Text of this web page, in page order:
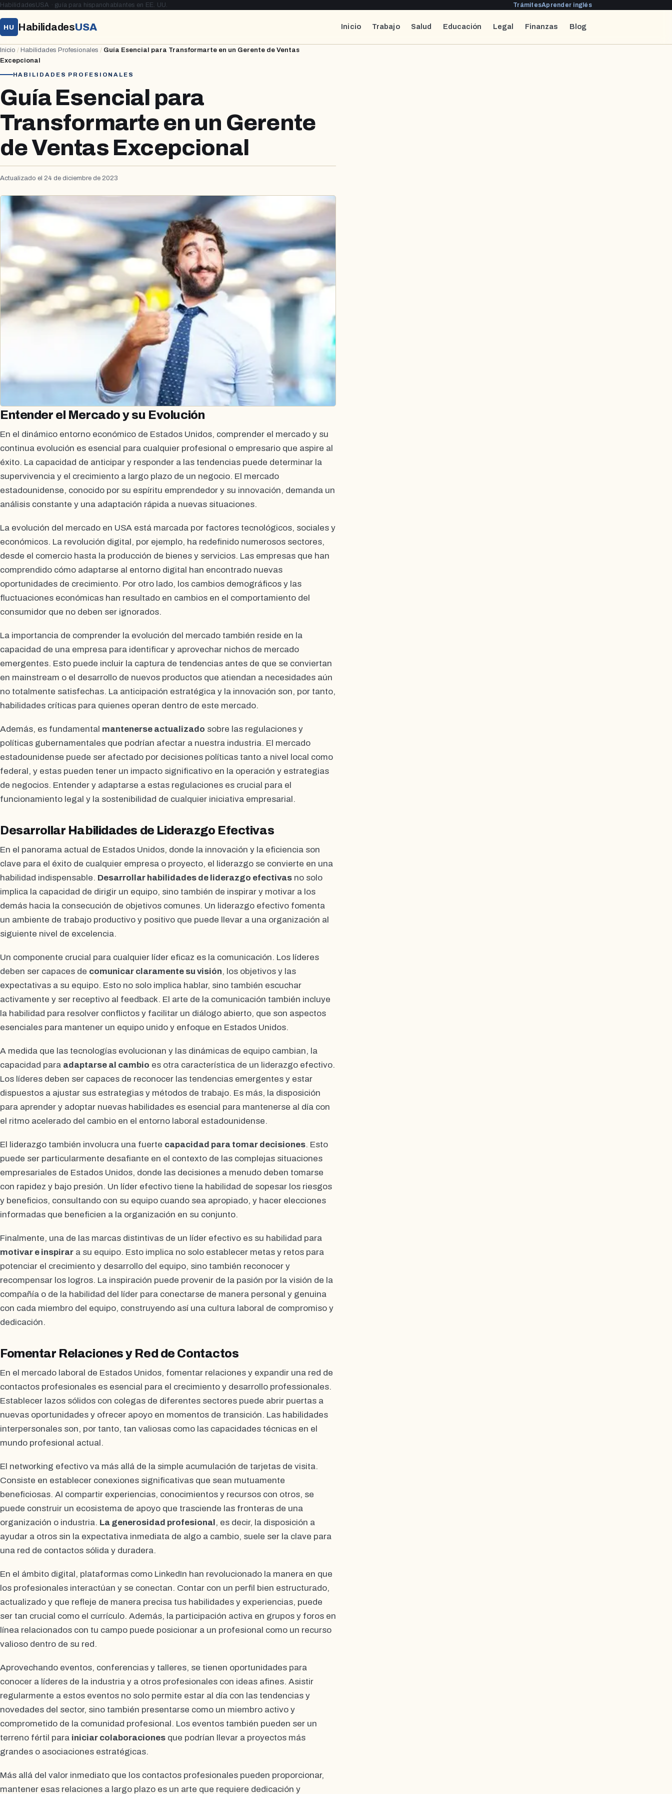
HabilidadesUSA · guía para hispanohablantes en EE. UU. TrámitesAprender inglés
HU HabilidadesUSA Inicio Trabajo Salud Educación Legal Finanzas Blog
Inicio / Habilidades Profesionales / Guía Esencial para Transformarte en un Gerente de Ventas
Excepcional
HABILIDADES PROFESIONALES
Guía Esencial para
Transformarte en un Gerente
de Ventas Excepcional
Actualizado el 24 de diciembre de 2023
Entender el Mercado y su Evolución
En el dinámico entorno económico de Estados Unidos, comprender el mercado y su
continua evolución es esencial para cualquier profesional o empresario que aspire al
éxito. La capacidad de anticipar y responder a las tendencias puede determinar la
supervivencia y el crecimiento a largo plazo de un negocio. El mercado
estadounidense, conocido por su espíritu emprendedor y su innovación, demanda un
análisis constante y una adaptación rápida a nuevas situaciones.
La evolución del mercado en USA está marcada por factores tecnológicos, sociales y
económicos. La revolución digital, por ejemplo, ha redefinido numerosos sectores,
desde el comercio hasta la producción de bienes y servicios. Las empresas que han
comprendido cómo adaptarse al entorno digital han encontrado nuevas
oportunidades de crecimiento. Por otro lado, los cambios demográficos y las
fluctuaciones económicas han resultado en cambios en el comportamiento del
consumidor que no deben ser ignorados.
La importancia de comprender la evolución del mercado también reside en la
capacidad de una empresa para identificar y aprovechar nichos de mercado
emergentes. Esto puede incluir la captura de tendencias antes de que se conviertan
en mainstream o el desarrollo de nuevos productos que atiendan a necesidades aún
no totalmente satisfechas. La anticipación estratégica y la innovación son, por tanto,
habilidades críticas para quienes operan dentro de este mercado.
Además, es fundamental mantenerse actualizado sobre las regulaciones y
políticas gubernamentales que podrían afectar a nuestra industria. El mercado
estadounidense puede ser afectado por decisiones políticas tanto a nivel local como
federal, y estas pueden tener un impacto significativo en la operación y estrategias
de negocios. Entender y adaptarse a estas regulaciones es crucial para el
funcionamiento legal y la sostenibilidad de cualquier iniciativa empresarial.
Desarrollar Habilidades de Liderazgo Efectivas
En el panorama actual de Estados Unidos, donde la innovación y la eficiencia son
clave para el éxito de cualquier empresa o proyecto, el liderazgo se convierte en una
habilidad indispensable. Desarrollar habilidades de liderazgo efectivas no solo
implica la capacidad de dirigir un equipo, sino también de inspirar y motivar a los
demás hacia la consecución de objetivos comunes. Un liderazgo efectivo fomenta
un ambiente de trabajo productivo y positivo que puede llevar a una organización al
siguiente nivel de excelencia.
Un componente crucial para cualquier líder eficaz es la comunicación. Los líderes
deben ser capaces de comunicar claramente su visión, los objetivos y las
expectativas a su equipo. Esto no solo implica hablar, sino también escuchar
activamente y ser receptivo al feedback. El arte de la comunicación también incluye
la habilidad para resolver conflictos y facilitar un diálogo abierto, que son aspectos
esenciales para mantener un equipo unido y enfoque en Estados Unidos.
A medida que las tecnologías evolucionan y las dinámicas de equipo cambian, la
capacidad para adaptarse al cambio es otra característica de un liderazgo efectivo.
Los líderes deben ser capaces de reconocer las tendencias emergentes y estar
dispuestos a ajustar sus estrategias y métodos de trabajo. Es más, la disposición
para aprender y adoptar nuevas habilidades es esencial para mantenerse al día con
el ritmo acelerado del cambio en el entorno laboral estadounidense.
El liderazgo también involucra una fuerte capacidad para tomar decisiones. Esto
puede ser particularmente desafiante en el contexto de las complejas situaciones
empresariales de Estados Unidos, donde las decisiones a menudo deben tomarse
con rapidez y bajo presión. Un líder efectivo tiene la habilidad de sopesar los riesgos
y beneficios, consultando con su equipo cuando sea apropiado, y hacer elecciones
informadas que beneficien a la organización en su conjunto.
Finalmente, una de las marcas distintivas de un líder efectivo es su habilidad para
motivar e inspirar a su equipo. Esto implica no solo establecer metas y retos para
potenciar el crecimiento y desarrollo del equipo, sino también reconocer y
recompensar los logros. La inspiración puede provenir de la pasión por la visión de la
compañía o de la habilidad del líder para conectarse de manera personal y genuina
con cada miembro del equipo, construyendo así una cultura laboral de compromiso y
dedicación.
Fomentar Relaciones y Red de Contactos
En el mercado laboral de Estados Unidos, fomentar relaciones y expandir una red de
contactos profesionales es esencial para el crecimiento y desarrollo professionales.
Establecer lazos sólidos con colegas de diferentes sectores puede abrir puertas a
nuevas oportunidades y ofrecer apoyo en momentos de transición. Las habilidades
interpersonales son, por tanto, tan valiosas como las capacidades técnicas en el
mundo profesional actual.
El networking efectivo va más allá de la simple acumulación de tarjetas de visita.
Consiste en establecer conexiones significativas que sean mutuamente
beneficiosas. Al compartir experiencias, conocimientos y recursos con otros, se
puede construir un ecosistema de apoyo que trasciende las fronteras de una
organización o industria. La generosidad profesional, es decir, la disposición a
ayudar a otros sin la expectativa inmediata de algo a cambio, suele ser la clave para
una red de contactos sólida y duradera.
En el ámbito digital, plataformas como LinkedIn han revolucionado la manera en que
los profesionales interactúan y se conectan. Contar con un perfil bien estructurado,
actualizado y que refleje de manera precisa tus habilidades y experiencias, puede
ser tan crucial como el currículo. Además, la participación activa en grupos y foros en
línea relacionados con tu campo puede posicionar a un profesional como un recurso
valioso dentro de su red.
Aprovechando eventos, conferencias y talleres, se tienen oportunidades para
conocer a líderes de la industria y a otros profesionales con ideas afines. Asistir
regularmente a estos eventos no solo permite estar al día con las tendencias y
novedades del sector, sino también presentarse como un miembro activo y
comprometido de la comunidad profesional. Los eventos también pueden ser un
terreno fértil para iniciar colaboraciones que podrían llevar a proyectos más
grandes o asociaciones estratégicas.
Más allá del valor inmediato que los contactos profesionales pueden proporcionar,
mantener esas relaciones a largo plazo es un arte que requiere dedicación y